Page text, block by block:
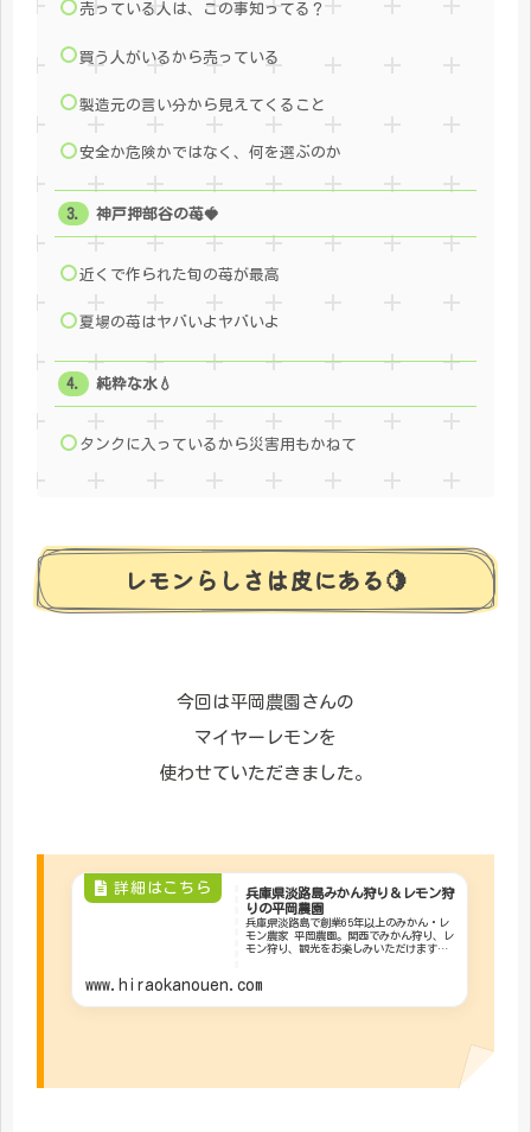
売っている人は、この事知ってる？
買う人がいるから売っている
製造元の言い分から見えてくること
安全か危険かではなく、何を選ぶのか
神戸押部谷の苺🍓
近くで作られた旬の苺が最高
夏場の苺はヤバいよヤバいよ
純粋な水💧
タンクに入っているから災害用もかねて
レモンらしさは皮にある🍋
今回は平岡農園さんの
マイヤーレモンを
使わせていただきました。
兵庫県淡路島みかん狩り＆レモン狩
りの平岡農園
兵庫県淡路島で創業65年以上のみかん・レ
モン農家 平岡農園。関西でみかん狩り、レ
モン狩り、観光をお楽しみいただけます。
www.hiraokanouen.com